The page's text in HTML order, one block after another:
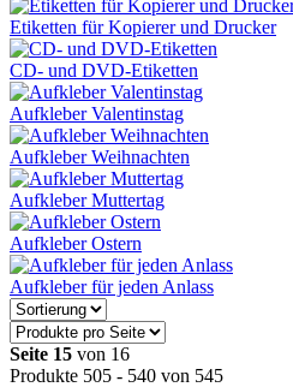
Etiketten für Kopierer und Drucker
CD- und DVD-Etiketten
Aufkleber Valentinstag
Aufkleber Weihnachten
Aufkleber Muttertag
Aufkleber Ostern
Aufkleber für jeden Anlass
Seite 15 von 16
Produkte 505 - 540 von 545